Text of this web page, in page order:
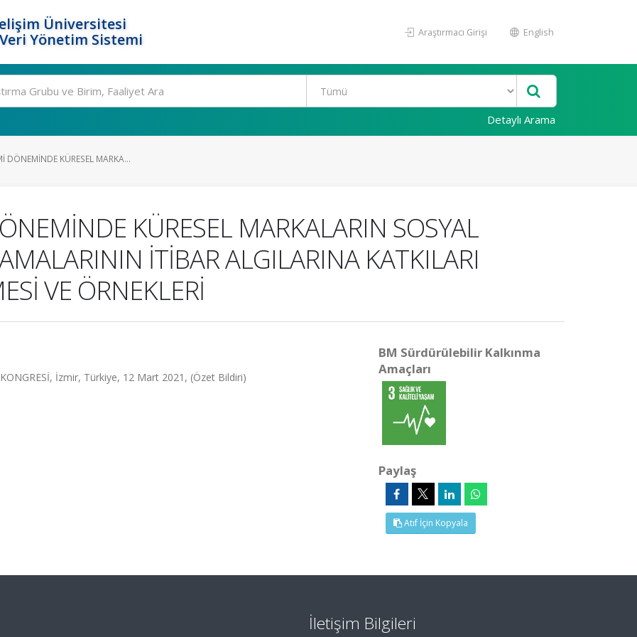
Üniversitesi
Yönetim Sistemi
Araştırmacı Girişi English
Detaylı Arama
DÖNEMİNDE KÜRESEL MARKA...
KÜRESEL MARKALARIN SOSYAL
İTİBAR ALGILARINA KATKILARI
VE ÖRNEKLERİ
KONGRESİ, İzmir, Türkiye, 12 Mart 2021, (Özet Bildiri)
BM Sürdürülebilir Kalkınma
Amaçları
Paylaş
Atıf İçin Kopyala
İletişim Bilgileri